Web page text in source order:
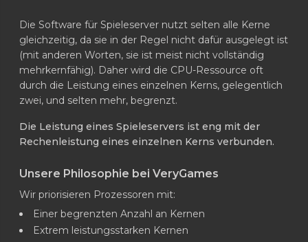
Die Software für Spieleserver nutzt selten alle Kerne
gleichzeitig, da sie in der Regel nicht dafür ausgelegt ist
(mit anderen Worten, sie ist meist nicht vollständig
mehrkernfähig). Daher wird die CPU-Ressource oft
durch die Leistung eines einzelnen Kerns, gelegentlich
zwei, und selten mehr, begrenzt.
Die Leistung eines Spieleservers ist eng mit der
Rechenleistung eines einzelnen Kerns verbunden.
Unsere Philosophie bei VeryGames
Wir priorisieren Prozessoren mit:
Einer begrenzten Anzahl an Kernen
Extrem leistungsstarken Kernen